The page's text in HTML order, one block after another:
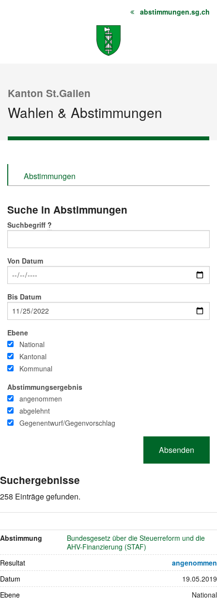
Startseite
Sitemap abstimmungen.sg.ch
Kanton St.Gallen
Wahlen & Abstimmungen
Abstimmungen
Suche in Abstimmungen
Suchbegriff ?
Von Datum
Bis Datum
Ebene
National
Kantonal
Kommunal
Abstimmungsergebnis
angenommen
abgelehnt
Gegenentwurf/Gegenvorschlag
Suchergebnisse
258 Einträge gefunden.
Abstimmung
Bundesgesetz über die Steuerreform und die
AHV-Finanzierung (STAF)
Resultat
angenommen
Datum
19.05.2019
Ebene
National